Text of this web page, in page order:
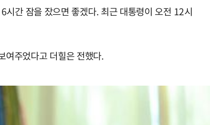
간 잠을 잤으면 좋겠다. 최근 대통령이 오전 12시
여주었다고 더힐은 전했다.